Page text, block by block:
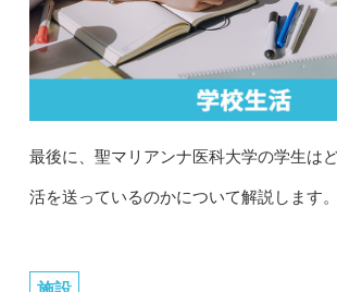
最後に、聖マリアンナ医科大学の学生は
活を送っているのかについて解説します。